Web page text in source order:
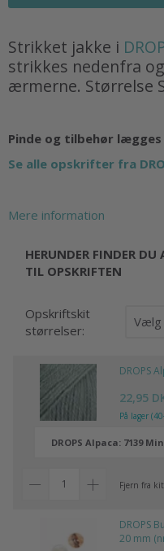
Strikket jakke i
strikkes nedenfra
ærmerne. Størrelse S
Pinde og tilbehør
Se alle opskrifter fra
Mere information
HERUNDER FINDER
TIL OPSKRIFTEN
Opskriftskit
størrelser:
DROPS
22,95
På lager
Fjern fra kit
DROPS
20 mm